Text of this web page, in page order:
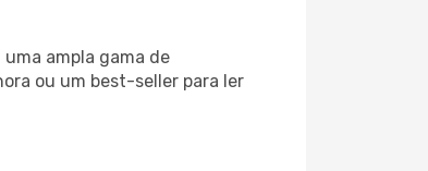
ampla gama de
ou um best-seller para ler